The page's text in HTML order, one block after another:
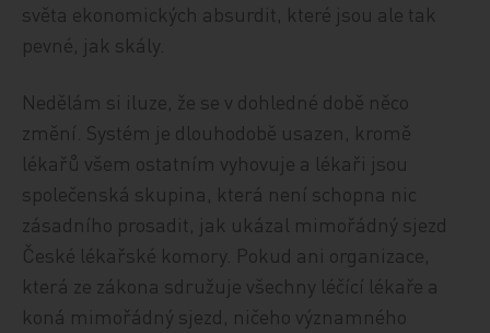
světa ekonomických absurdit, které jsou ale tak
pevné, jak skály.
Nedělám si iluze, že se v dohledné době něco
změní. Systém je dlouhodobě usazen, kromě
lékařů všem ostatním vyhovuje a lékaři jsou
společenská skupina, která není schopna nic
zásadního prosadit, jak ukázal mimořádný sjezd
České lékařské komory. Pokud ani organizace,
která ze zákona sdružuje všechny léčící lékaře a
koná mimořádný sjezd, ničeho významného